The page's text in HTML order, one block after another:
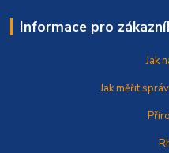
Informace pro
Jak
Jak měřit